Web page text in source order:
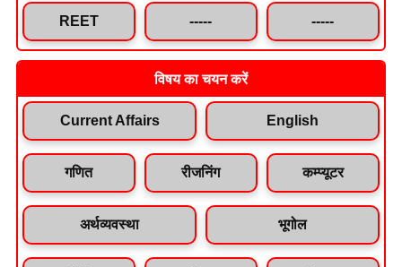
REET ----- -----
विषय का चयन करें
Current Affairs English
गणित रीजनिंग कम्प्यूटर
अर्थव्यवस्था भूगोल